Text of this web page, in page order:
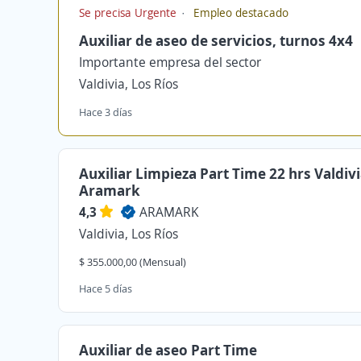
Se precisa Urgente Empleo destacado
Auxiliar de aseo de servicios, turnos 4x4
Importante empresa del sector
Valdivia, Los Ríos
Hace 3 días
Auxiliar Limpieza Part Time 22 hrs
Aramark
4,3
ARAMARK
Valdivia, Los Ríos
$ 355.000,00 (Mensual)
Hace 5 días
Auxiliar de aseo Part Time